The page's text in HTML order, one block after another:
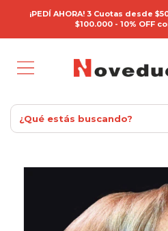
¡PEDÍ AHORA! 3 Cuotas desde
$100.000 - 10% OFF